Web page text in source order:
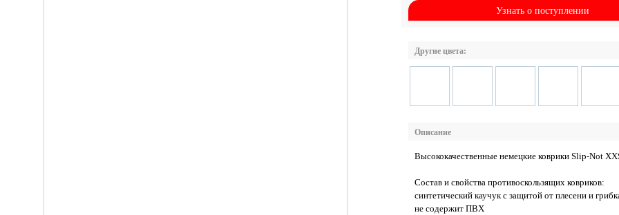
Узнать о поступлении
Другие цвета:
Описание
Высококачественные немецкие коврики Slip-Not
Состав и свойства противоскользящих ковриков:
синтетический каучук с защитой от плесени и
не содержит ПВХ